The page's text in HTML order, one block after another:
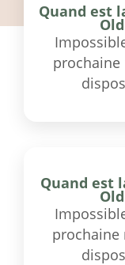
Quand est
prochaine
Quand est
prochaine